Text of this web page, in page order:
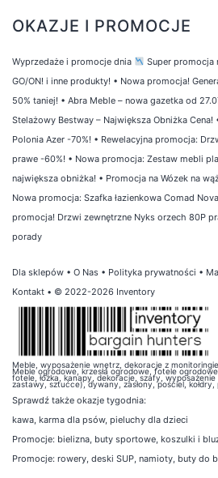
OKAZJE I PROMOCJE
Wyprzedaże i promocje dnia
Super promocja
GO/ON! i inne produkty! • Nowa promocja!
50% taniej! • Abra Meble – nowa gazetka od
Stelażowy Bestway – Największa Obniżka Cena!
Polonia Azer -70%! • Rewelacyjna promocja:
prawe -60%! • Nowa promocja: Zestaw mebli
największa obniżka! • Promocja na Wózek na
Nowa promocja: Szafka łazienkowa Comad
promocja! Drzwi zewnętrzne Nyks orzech 80P
porady
Dla sklepów • O Nas • Polityka prywatności •
Kontakt • © 2022-2026 Inventory
Meble, wyposażenie wnętrz, dekoracje z
Meble ogrodowe, krzesła ogrodowe, fotele
fotele, łóżka, kanapy, dekoracje, szafy,
zastawy, sztućce), dywany, zasłony, pościel,
Sprawdź także okazje tygodnia:
kawa, karma dla psów, pieluchy dla dzieci
Promocje: bielizna, buty sportowe, koszulki i
Promocje: rowery, deski SUP, namioty, buty do